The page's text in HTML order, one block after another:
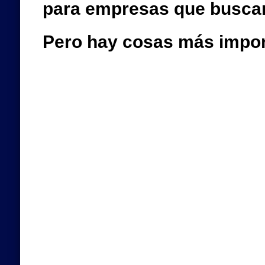
para empresas que
Pero hay cosas más